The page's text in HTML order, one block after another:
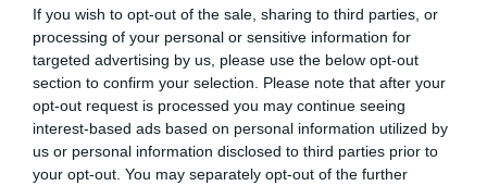
If you wish to opt-out of the sale, sharing to third parties, or
processing of your personal or sensitive information for
targeted advertising by us, please use the below opt-out
section to confirm your selection. Please note that after your
opt-out request is processed you may continue seeing
interest-based ads based on personal information utilized by
us or personal information disclosed to third parties prior to
your opt-out. You may separately opt-out of the further
ghannouchi-condamnee-prison-vie
mais Mr kayes est mieux que Benali il ne torture pas
c’est pas mal déjà
RÉPONDRE